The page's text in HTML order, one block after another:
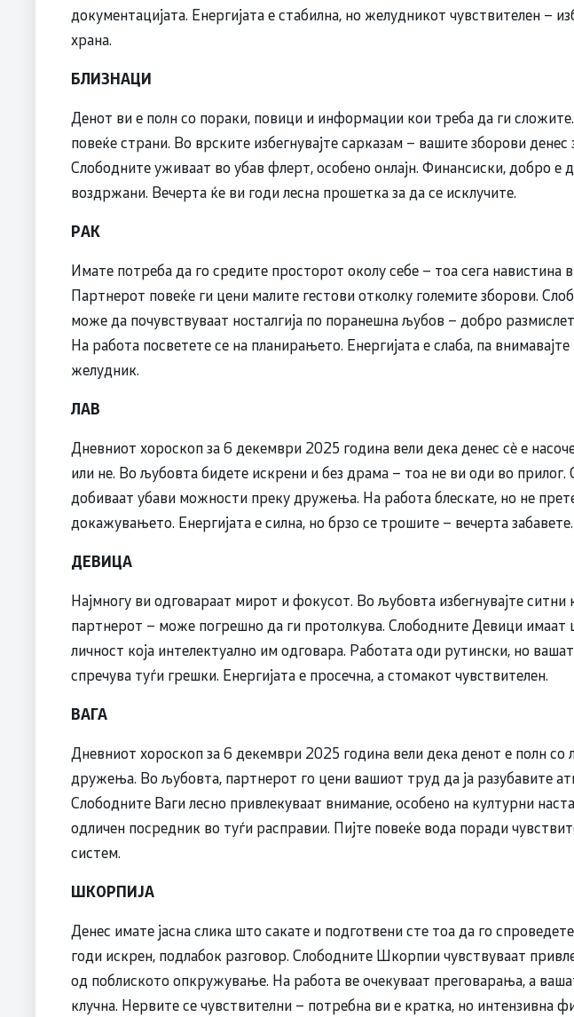
документацијата. Енергијата е стабилна, но желудникот чувствителен –
храна.
БЛИЗНАЦИ
Денот ви е полн со пораки, повици и информации кои треба да ги
повеќе страни. Во врските избегнувајте сарказам – вашите зборови денес
Слободните уживаат во убав флерт, особено онлајн. Финансиски, добро е
воздржани. Вечерта ќе ви годи лесна прошетка за да се исклучите.
РАК
Имате потреба да го средите просторот околу себе – тоа сега навистина
Партнерот повеќе ги цени малите гестови отколку големите зборови.
може да почувствуваат носталгија по поранешна љубов – добро
На работа посветете се на планирањето. Енергијата е слабa, па
желудник.
ЛАВ
Дневниот хороскоп за 6 декември 2025 година вели дека денес сè е
или не. Во љубовта бидете искрени и без драма – тоа не ви оди во
добиваат убави можности преку дружења. На работа блескате, но не
докажувањето. Енергијата е силна, но брзо се трошите – вечерта забавете.
ДЕВИЦА
Најмногу ви одговараат мирот и фокусот. Во љубовта избегнувајте ситни
партнерот – може погрешно да ги протолкува. Слободните Девици имаат
личност која интелектуално им одговара. Работата оди рутински, но
спречува туѓи грешки. Енергијата е просечна, а стомакот чувствителен.
ВАГА
Дневниот хороскоп за 6 декември 2025 година вели дека денот е полн со
дружења. Во љубовта, партнерот го цени вашиот труд да ја разубавите
Слободните Ваги лесно привлекуваат внимание, особено на културни
одличен посредник во туѓи расправии. Пијте повеќе вода поради
систем.
ШКОРПИЈА
Денес имате јасна слика што сакате и подготвени сте тоа да го
годи искрен, подлабок разговор. Слободните Шкорпии чувствуваат
од поблиското опкружување. На работа ве очекуваат преговарања, а
клучна. Нервите се чувствителни – потребна ви е кратка, но интензивна